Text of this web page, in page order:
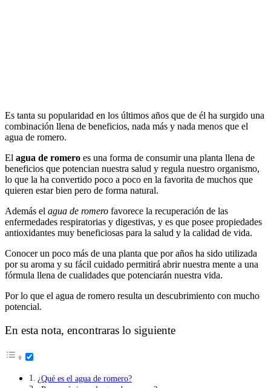
Es tanta su popularidad en los últimos años que de él ha surgido una
combinación llena de beneficios, nada más y nada menos que el
agua de romero.
El agua de romero es una forma de consumir una planta llena de
beneficios que potencian nuestra salud y regula nuestro organismo,
lo que la ha convertido poco a poco en la favorita de muchos que
quieren estar bien pero de forma natural.
Además el agua de romero favorece la recuperación de las
enfermedades respiratorias y digestivas, y es que posee propiedades
antioxidantes muy beneficiosas para la salud y la calidad de vida.
Conocer un poco más de una planta que por años ha sido utilizada
por su aroma y su fácil cuidado permitirá abrir nuestra mente a una
fórmula llena de cualidades que potenciarán nuestra vida.
Por lo que el agua de romero resulta un descubrimiento con mucho
potencial.
En esta nota, encontraras lo siguiente
¿Qué es el agua de romero?